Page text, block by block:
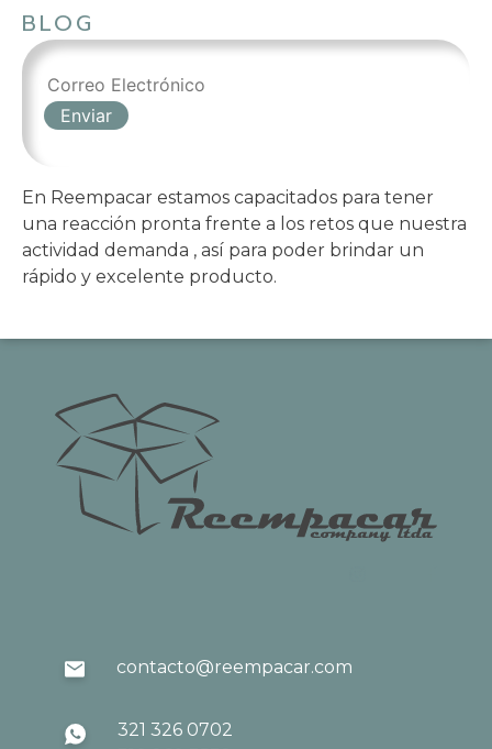
BLOG
En Reempacar estamos capacitados para tener
una reacción pronta frente a los retos que nuestra
actividad demanda , así para poder brindar un
rápido y excelente producto.
contacto@reempacar.com
321 326 0702